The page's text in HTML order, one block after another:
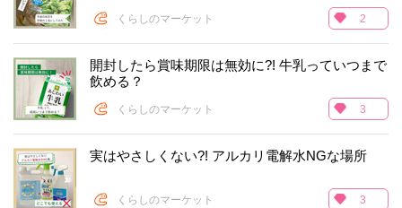
くらしのマーケット 2
開封したら賞味期限は無効に?! 牛乳っていつまで
飲める？
くらしのマーケット 3
実はやさしくない?! アルカリ電解水NGな場所
くらしのマーケット 3